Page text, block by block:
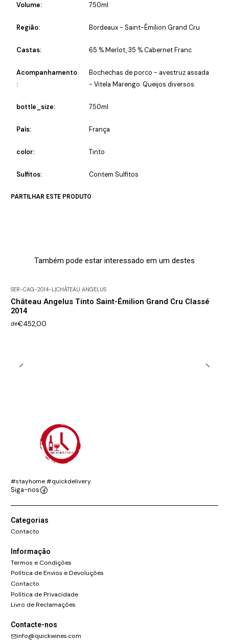
Volume: 750ml
Região: Bordeaux - Saint-Émilion Grand Cru
Castas: 65 % Merlot, 35 % Cabernet Franc
Acompanhamento
:
Bochechas de porco - avestruz assada
- Vitela Marengo. Queijos diversos.
bottle_size: 750ml
País: França
color: Tinto
Sulfitos: Contem Sulfitos
PARTILHAR ESTE PRODUTO
Também pode estar interessado em um destes
SER-CAG-2014-L |CHÂTEAU ANGELUS
Château Angelus Tinto Saint-Émilion Grand Cru Classé
2014
de€452,00
#stayhome #quickdelivery
Siga-nos
Categorias
Contacto
Informação
Termos e Condições
Política de Envios e Devoluções
Contacto
Política de Privacidade
Livro de Reclamações
Contacte-nos
info@quickwines.com